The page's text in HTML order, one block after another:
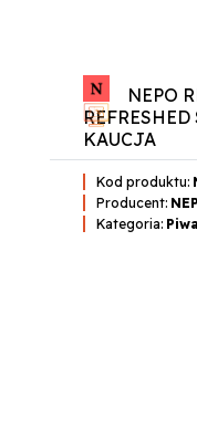
NEPO
REFRESHED
KAUCJA
Kod produktu:
Producent:
Kategoria: Piwa